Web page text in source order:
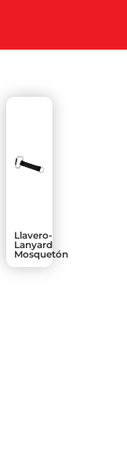
Llavero-
Lanyard
Mosquetón